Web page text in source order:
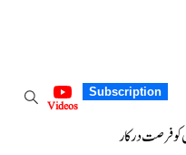
Subscription
Videos
کو فرصت درکار